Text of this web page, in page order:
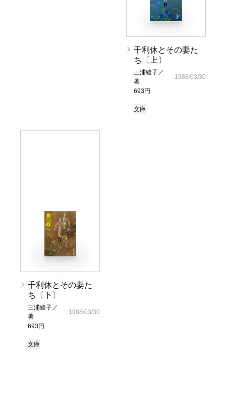
千利休とその妻た
ち〔上〕
三浦綾子／
著
693円
1988/03/30
文庫
千利休とその妻た
ち〔下〕
三浦綾子／
著
693円
1988/03/30
文庫